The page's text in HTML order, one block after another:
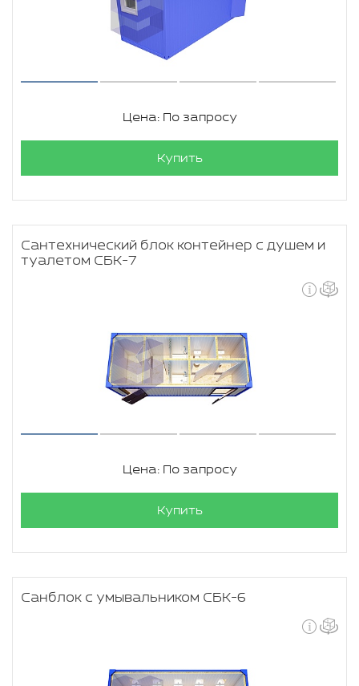
Цена: По запросу
Купить
Сантехнический блок контейнер с душем и
туалетом СБК-7
Цена: По запросу
Купить
Санблок с умывальником СБК-6